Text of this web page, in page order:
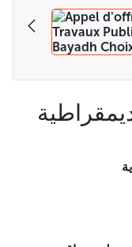
الساعة الثانية روالا تتم عملية فتح الأظرفة على الساعة 14:00 ما في
العمومية لولاية البيض،
عن الوزير و يتلوين منه